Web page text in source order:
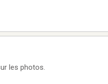
les photos.